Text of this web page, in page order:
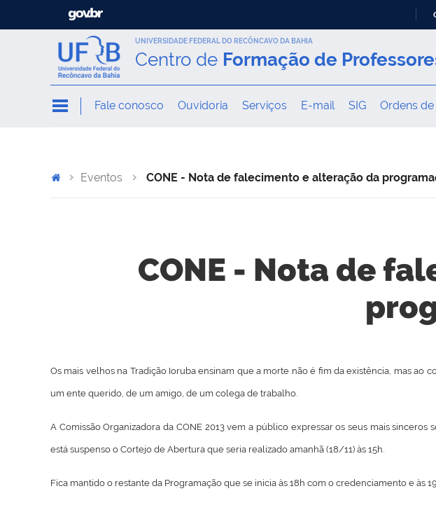
UNIVERSIDADE FEDERAL DO RECÔNCAVO DA BAHIA
Centro de Formação de
Fale conosco Ouvidoria Serviços E-mail SIG Ordens
Eventos CONE - Nota de falecimento e alteração da
CONE - Nota de
Os mais velhos na Tradição Ioruba ensinam que a morte não é fim da existência, mas ao
um ente querido, de um amigo, de um colega de trabalho.
A Comissão Organizadora da CONE 2013 vem a público expressar os seus mais
está suspenso o Cortejo de Abertura que seria realizado amanhã (18/11) às 15h.
Fica mantido o restante da Programação que se inicia às 18h com o credenciamento e às